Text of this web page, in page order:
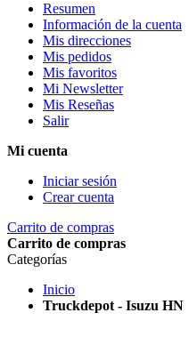
Resumen
Información de la cuenta
Mis direcciones
Mis pedidos
Mis favoritos
Mi Newsletter
Mis Reseñas
Salir
Mi cuenta
Iniciar sesión
Crear cuenta
Carrito de compras
Carrito de compras
Categorías
Inicio
Truckdepot - Isuzu HN